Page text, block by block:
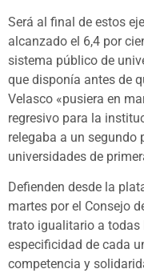
Será al final de estos
alcanzado el 6,4 por
sistema público de
que disponía antes de
Velasco «pusiera en
regresivo para la
relegaba a un segundo
universidades de
Defienden desde la
martes por el Consejo
trato igualitario a todas
especificidad de cada
competencia y